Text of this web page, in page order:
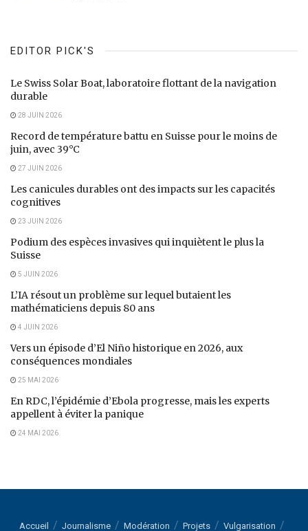
EDITOR PICK'S
Le Swiss Solar Boat, laboratoire flottant de la navigation
durable
28 JUIN 2026
Record de température battu en Suisse pour le moins de
juin, avec 39°C
27 JUIN 2026
Les canicules durables ont des impacts sur les capacités
cognitives
23 JUIN 2026
Podium des espèces invasives qui inquiètent le plus la
Suisse
5 JUIN 2026
L’IA résout un problème sur lequel butaient les
mathématiciens depuis 80 ans
4 JUIN 2026
Vers un épisode d’El Niño historique en 2026, aux
conséquences mondiales
25 MAI 2026
En RDC, l’épidémie d’Ebola progresse, mais les experts
appellent à éviter la panique
24 MAI 2026
Accueil Journalisme Modération Projets Vulgarisation